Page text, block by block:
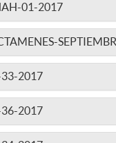
01-2017
2017
2017